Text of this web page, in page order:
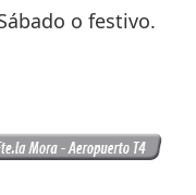
o festivo.